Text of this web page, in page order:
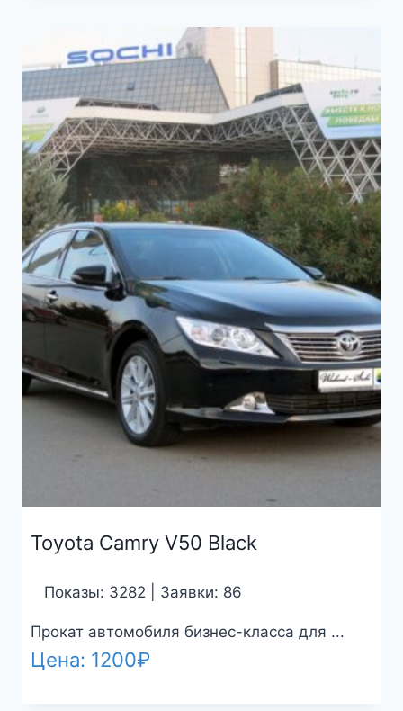
Toyota Camry V50 Black
Показы: 3282 | Заявки: 86
Прокат автомобиля бизнес-класса для ...
Цена: 1200₽